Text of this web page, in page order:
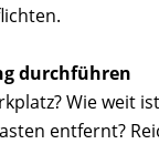
durchführen
Wie weit
entfernt?